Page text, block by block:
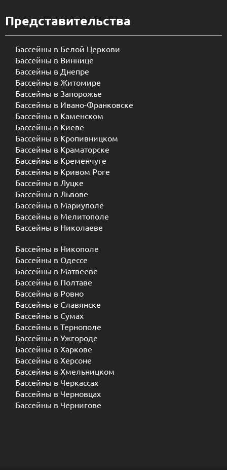
Представительства
Бассейны в Белой Церкови
Бассейны в Виннице
Бассейны в Днепре
Бассейны в Житомире
Бассейны в Запорожье
Бассейны в Ивано-Франковске
Бассейны в Каменском
Бассейны в Киеве
Бассейны в Кропивницком
Бассейны в Краматорске
Бассейны в Кременчуге
Бассейны в Кривом Роге
Бассейны в Луцке
Бассейны в Львове
Бассейны в Мариуполе
Бассейны в Мелитополе
Бассейны в Николаеве
Бассейны в Никополе
Бассейны в Одессе
Бассейны в Матвееве
Бассейны в Полтаве
Бассейны в Ровно
Бассейны в Славянске
Бассейны в Сумах
Бассейны в Тернополе
Бассейны в Ужгороде
Бассейны в Харкове
Бассейны в Херсоне
Бассейны в Хмельницком
Бассейны в Черкассах
Бассейны в Черновцах
Бассейны в Чернигове